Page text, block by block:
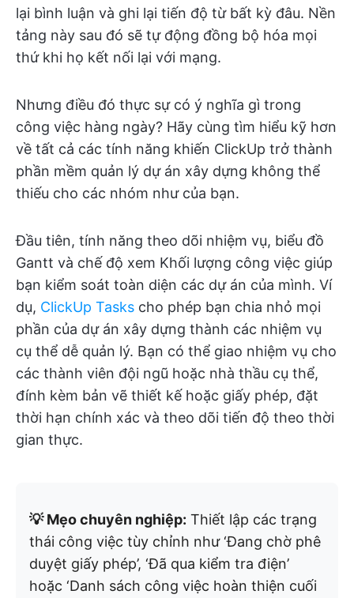
lại bình luận và ghi lại tiến độ từ bất kỳ đâu. Nền
tảng này sau đó sẽ tự động đồng bộ hóa mọi
thứ khi họ kết nối lại với mạng.
Nhưng điều đó thực sự có ý nghĩa gì trong
công việc hàng ngày? Hãy cùng tìm hiểu kỹ hơn
về tất cả các tính năng khiến ClickUp trở thành
phần mềm quản lý dự án xây dựng không thể
thiếu cho các nhóm như của bạn.
Đầu tiên, tính năng theo dõi nhiệm vụ, biểu đồ
Gantt và chế độ xem Khối lượng công việc giúp
bạn kiểm soát toàn diện các dự án của mình. Ví
dụ, ClickUp Tasks cho phép bạn chia nhỏ mọi
phần của dự án xây dựng thành các nhiệm vụ
cụ thể dễ quản lý. Bạn có thể giao nhiệm vụ cho
các thành viên đội ngũ hoặc nhà thầu cụ thể,
đính kèm bản vẽ thiết kế hoặc giấy phép, đặt
thời hạn chính xác và theo dõi tiến độ theo thời
gian thực.
💡 Mẹo chuyên nghiệp: Thiết lập các trạng
thái công việc tùy chỉnh như ‘Đang chờ phê
duyệt giấy phép’, ‘Đã qua kiểm tra điện’
hoặc ‘Danh sách công việc hoàn thiện cuối